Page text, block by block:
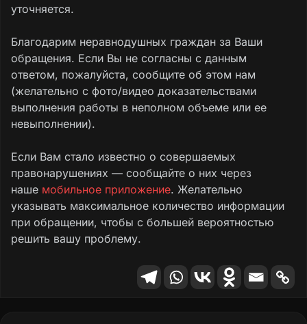
уточняется.
Благодарим неравнодушных граждан за Ваши
обращения. Если Вы не согласны с данным
ответом, пожалуйста, сообщите об этом нам
(желательно с фото/видео доказательствами
выполнения работы в неполном объеме или ее
невыполнении).
Если Вам стало известно о совершаемых
правонарушениях — сообщайте о них через
наше мобильное приложение. Желательно
указывать максимальное количество информации
при обращении, чтобы с большей вероятностью
решить вашу проблему.